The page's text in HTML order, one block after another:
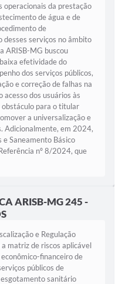
operacionais da prestação
de água e de
de
serviços no âmbito
ARISB-MG buscou
efetividade do
dos serviços públicos,
e correção de falhas na
acesso dos usuários às
obstáculo para o titular
a universalização e
Adicionalmente, em 2024,
e Saneamento Básico
nº 8/2024, que
ARISB-MG 245 -
e Regulação
matriz de riscos aplicável
financeiro de
públicos de
sanitário